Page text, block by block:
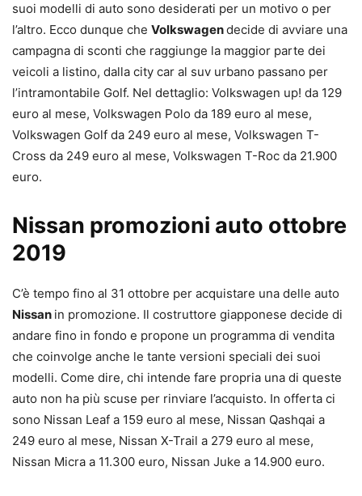
suoi modelli di auto sono desiderati per un motivo o per
l’altro. Ecco dunque che Volkswagendecide di avviare una
campagna di sconti che raggiunge la maggior parte dei
veicoli a listino, dalla city car al suv urbano passano per
l’intramontabile Golf. Nel dettaglio: Volkswagen up! da 129
euro al mese, Volkswagen Polo da 189 euro al mese,
Volkswagen Golf da 249 euro al mese, Volkswagen T-
Cross da 249 euro al mese, Volkswagen T-Roc da 21.900
euro.
Nissan promozioni auto ottobre
2019
C’è tempo fino al 31 ottobre per acquistare una delle auto
Nissan in promozione. Il costruttore giapponese decide di
andare fino in fondo e propone un programma di vendita
che coinvolge anche le tante versioni speciali dei suoi
modelli. Come dire, chi intende fare propria una di queste
auto non ha più scuse per rinviare l’acquisto. In offerta ci
sono Nissan Leaf a 159 euro al mese, Nissan Qashqai a
249 euro al mese, Nissan X-Trail a 279 euro al mese,
Nissan Micra a 11.300 euro, Nissan Juke a 14.900 euro.